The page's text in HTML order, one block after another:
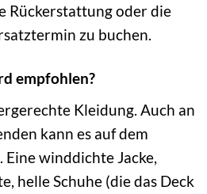
Rückerstattung oder die
zu buchen.
empfohlen?
Kleidung. Auch an
kann es auf dem
winddichte Jacke,
helle Schuhe (die das Deck